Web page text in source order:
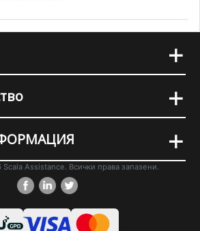
+
+
+
Assistance. Всички права запазени.